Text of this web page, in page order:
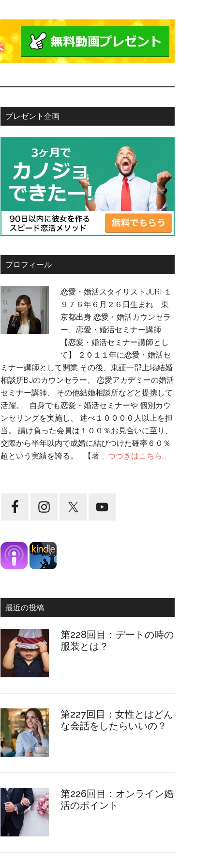
プレゼント企画
プロフィール
恋愛・婚活スタイリストJURI １
９７６年６月２６日生まれ 東
京都出身 恋愛・婚活カウンセラ
ー、恋愛・婚活セミナー講師
【恋愛・婚活セミナー講師とし
て】 ２０１１年に恋愛・婚活セ
ミナー講師として開業 その後、東証一部上場結婚
相談所BJのカウンセラー、 恋愛アカデミーの婚活
セミナー講師、 その他結婚相談所などと提携して
活躍。 自身でも恋愛・婚活セミナーや 個別カウ
ンセリングを実施し、 述べ１００００人以上を担
当。 請け負った会員は１００％お見合いに至り、
交際から半年以内で成婚に結びつけた確率６０％
超という実績を誇る。 【著 … つづきはこちら...
最近の投稿
第228回目：デートの時の
服装とは？
第227回目：女性とはどん
な会話をしたらいいの？
第226回目：オンライン婚
活のポイント